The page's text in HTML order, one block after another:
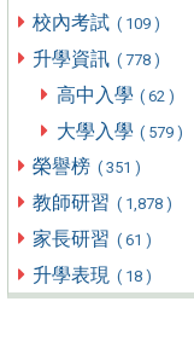
校內考試 ( 109 )
升學資訊 ( 778 )
高中入學 ( 62 )
大學入學 ( 579 )
榮譽榜 ( 351 )
教師研習 ( 1,878 )
家長研習 ( 61 )
升學表現 ( 18 )